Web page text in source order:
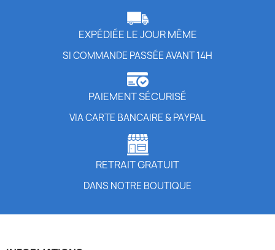
EXPÉDIÉE LE JOUR MÊME
SI COMMANDE PASSÉE AVANT 14H
PAIEMENT SÉCURISÉ
VIA CARTE BANCAIRE & PAYPAL
RETRAIT GRATUIT
DANS NOTRE BOUTIQUE